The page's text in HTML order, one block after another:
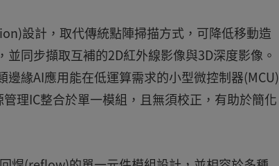
設計，取代傳統點陣掃描方式，可降低移動造
同步擷取互補的2D紅外線影像與3D深度影像。
緣AI應用能在低運算需求的小型微控制器(MCU)
理IC整合於單一模組，且無須校正，有助於簡化